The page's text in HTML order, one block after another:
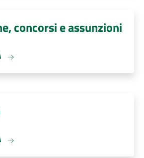
concorsi e assunzioni